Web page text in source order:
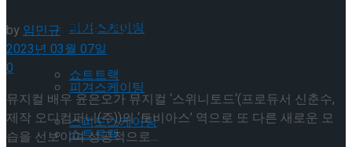
피겨스케이팅
쇼트트랙
스피드스케이팅
Trending Tags
피겨스케이팅
쇼트트랙
by 임민규
2023년 03월 07일
0
뮤지컬 배우 윤은오가 뮤지컬 ‘스위니토드‘(프로듀서 신춘수,
제작 오디컴퍼니(주))의 ‘토비아스’ 역으로 또 다른 새로운 모
습을 선보이며 성공적으로...